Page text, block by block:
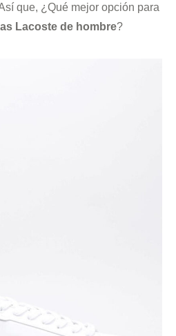
que, ¿Qué mejor opción para
Lacoste de hombre?